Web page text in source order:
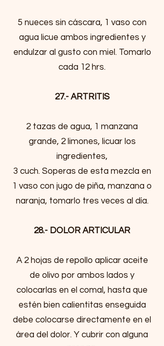
5 nueces sin cáscara, 1 vaso con
agua licue ambos ingredientes y
endulzar al gusto con miel. Tomarlo
cada 12 hrs.
27.- ARTRITIS
2 tazas de agua, 1 manzana
grande, 2 limones, licuar los
ingredientes,
3 cuch. Soperas de esta mezcla en
1 vaso con jugo de piña, manzana o
naranja, tomarlo tres veces al día.
28.- DOLOR ARTICULAR
A 2 hojas de repollo aplicar aceite
de olivo por ambos lados y
colocarlas en el comal, hasta que
estén bien calientitas enseguida
debe colocarse directamente en el
área del dolor. Y cubrir con alguna